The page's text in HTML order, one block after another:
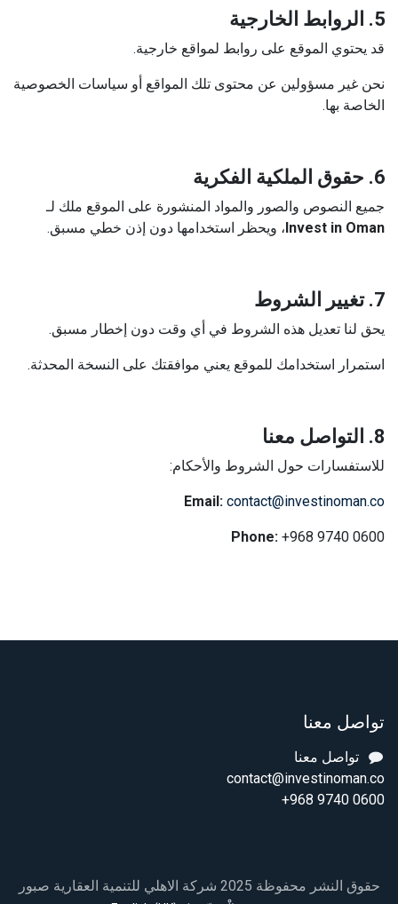
5. الروابط الخارجية
قد يحتوي الموقع على روابط لمواقع خارجية.
نحن غير مسؤولين عن محتوى تلك المواقع أو سياسات الخصوصية
الخاصة بها.
6. حقوق الملكية الفكرية
جميع النصوص والصور والمواد المنشورة على الموقع ملك لـ
Invest in Oman، ويحظر استخدامها دون إذن خطي مسبق.
7. تغيير الشروط
يحق لنا تعديل هذه الشروط في أي وقت دون إخطار مسبق.
استمرار استخدامك للموقع يعني موافقتك على النسخة المحدثة.
8. التواصل معنا
للاستفسارات حول الشروط والأحكام:
Email: contact@investinoman.co
Phone: +968 9740 0600
تواصل معنا
تواصل معنا
contact@investinoman.co
+968 9740 0600
حقوق النشر محفوظة 2025 شركة الاهلي للتنمية العقارية صبور